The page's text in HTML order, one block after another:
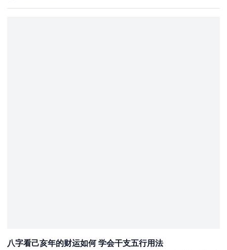
八字看己亥年的财运如何 学会干支五行用法